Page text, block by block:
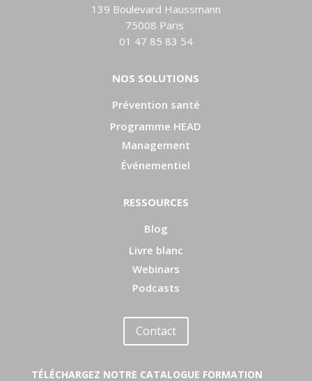
139 Boulevard Haussmann
75008 Paris
01 47 85 83 54
NOS SOLUTIONS
Prévention santé
Programme HEAD
Management
Événementiel
RESSOURCES
Blog
Livre blanc
Webinars
Podcasts
Contact
TÉLÉCHARGEZ NOTRE CATALOGUE FORMATION